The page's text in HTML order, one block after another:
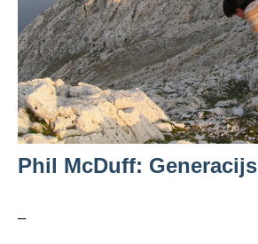
Phil McDuff:
–